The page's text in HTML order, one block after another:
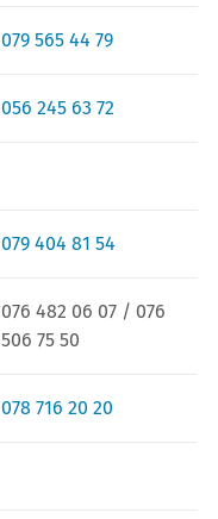
079 565 44 79
056 245 63 72
079 404 81 54
076 482 06 07 / 076
506 75 50
078 716 20 20